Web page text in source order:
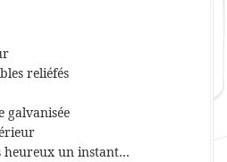
reliéfés
galvanisée
heureux un instant…